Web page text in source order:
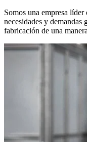
Somos una empresa
necesidades y
fabricación de una